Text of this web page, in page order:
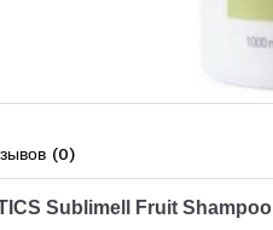
(0)
Sublimell Fruit Shampoo